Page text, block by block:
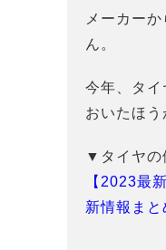
メーカー
ん。
今年、タ
おいたほう
▼タイヤの
【2023最
新情報まと